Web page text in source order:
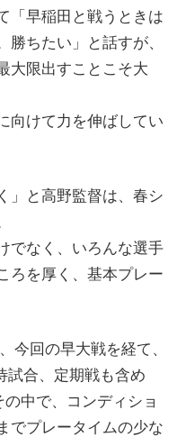
「早稲田と戦うときは
ちたい」と話すが、
大限出すことこそ大
向けて力を伸ばしてい
」と高野監督は、春シ
でなく、いろんな選手
ろを厚く、基本プレー
今回の早大戦を経て、
試合、定期戦も含め
中で、コンディショ
でプレータイムの少な